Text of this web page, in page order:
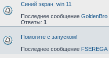
Синий экран, win 11
Последнее сообщение GoldenBro
Ответы: 1
Помогите с запуском!
Последнее сообщение FSEREGA